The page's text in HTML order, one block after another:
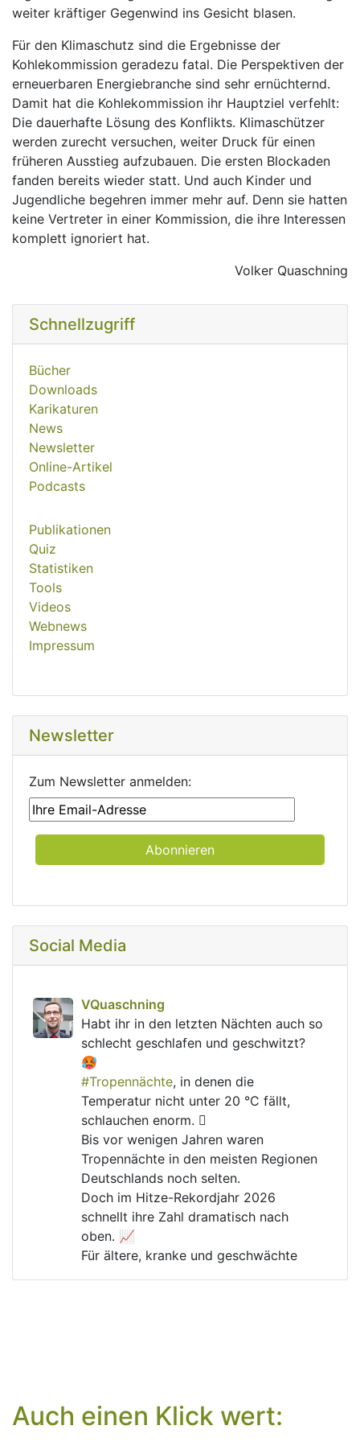
weiter kräftiger Gegenwind ins Gesicht blasen.
Für den Klimaschutz sind die Ergebnisse der
Kohlekommission geradezu fatal. Die Perspektiven der
erneuerbaren Energiebranche sind sehr ernüchternd.
Damit hat die Kohlekommission ihr Hauptziel verfehlt:
Die dauerhafte Lösung des Konflikts. Klimaschützer
werden zurecht versuchen, weiter Druck für einen
früheren Ausstieg aufzubauen. Die ersten Blockaden
fanden bereits wieder statt. Und auch Kinder und
Jugendliche begehren immer mehr auf. Denn sie hatten
keine Vertreter in einer Kommission, die ihre Interessen
komplett ignoriert hat.
Volker Quaschning
Schnellzugriff
Bücher
Downloads
Karikaturen
News
Newsletter
Online-Artikel
Podcasts
Publikationen
Quiz
Statistiken
Tools
Videos
Webnews
Impressum
Newsletter
Zum Newsletter anmelden:
Social Media
VQuaschning avatar
VQuaschning
Habt ihr in den letzten Nächten auch so
schlecht geschlafen und geschwitzt?
🥵
#Tropennächte, in denen die
Temperatur nicht unter 20 °C fällt,
schlauchen enorm. 🫩
Bis vor wenigen Jahren waren
Tropennächte in den meisten Regionen
Deutschlands noch selten.
Doch im Hitze-Rekordjahr 2026
schnellt ihre Zahl dramatisch nach
oben. 📈
Für ältere, kranke und geschwächte
Auch einen Klick wert: